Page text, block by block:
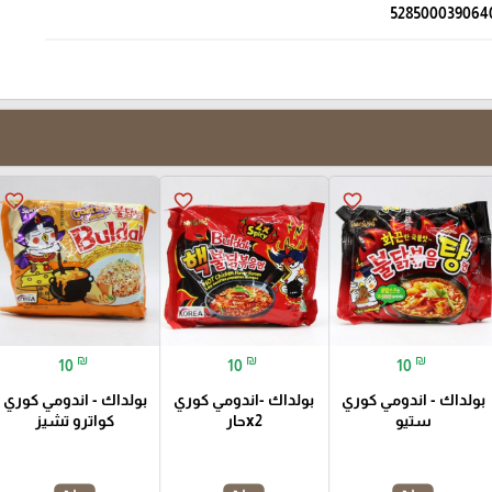
favorite_border
10 ₪
بولداك - اندومي كوري
ستيو
favorite_border
10 ₪
بولداك -اندومي كوري
x2حار
favorite_border
10 ₪
بولداك - اندومي كوري
كواترو تشيز